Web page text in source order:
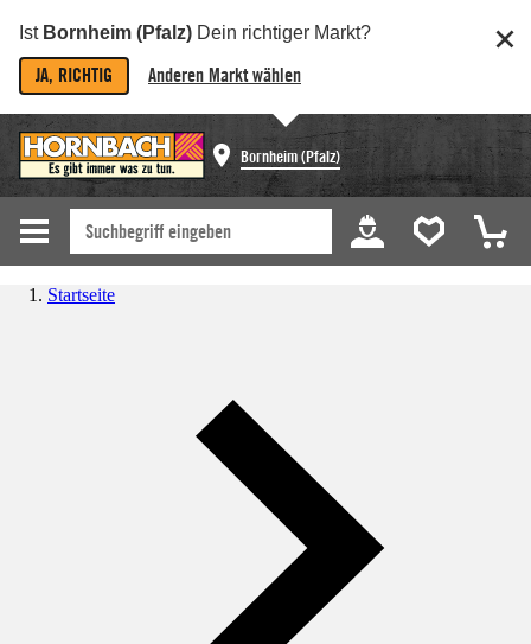
Ist Bornheim (Pfalz) Dein richtiger Markt?
JA, RICHTIG Anderen Markt wählen
Bornheim (Pfalz)
Startseite